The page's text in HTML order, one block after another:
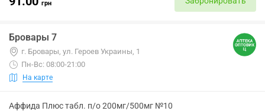
грн
Бровары 7
г. Бровары, ул. Героев Украины, 1
Пн-Вс: 08:00-21:00
На карте
Аффида Плюс табл. п/о 200мг/500мг №10